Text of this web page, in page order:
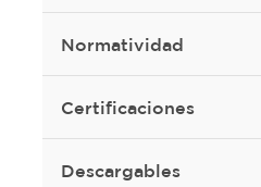
Normatividad
Certificaciones
Descargables